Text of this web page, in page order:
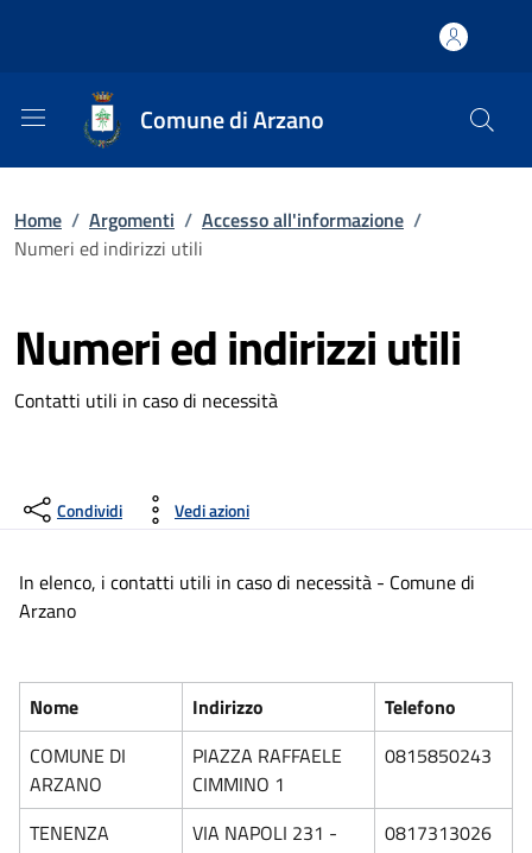
Comune di Arzano
Home / Argomenti / Accesso all'informazione /
Numeri ed indirizzi utili
Numeri ed indirizzi utili
Contatti utili in caso di necessità
Condividi Vedi azioni
In elenco, i contatti utili in caso di necessità - Comune di
Arzano
Nome Indirizzo
Telefono
COMUNE DI
ARZANO
PIAZZA RAFFAELE
CIMMINO 1
0815850243
TENENZA
VIA NAPOLI 231 -
0817313026